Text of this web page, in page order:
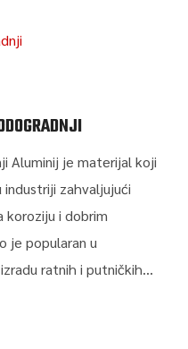
Aluminij je materijal koji
industriji zahvaljujući
koroziju i dobrim
je popularan u
ratnih i putničkih...